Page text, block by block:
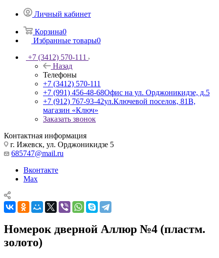
Личный кабинет
Корзина0
Избранные товары0
+7 (3412) 570-111
Назад
Телефоны
+7 (3412) 570-111
+7 (991) 456-48-68Офис на ул. Орджоникидзе, д.5
+7 (912) 767-93-42ул.Ключевой поселок, 81В,
магазин «Ключ»
Заказать звонок
Контактная информация
г. Ижевск, ул. Орджоникидзе 5
685747@mail.ru
Вконтакте
Max
Номерок дверной Аллюр №4 (пластм.
золото)